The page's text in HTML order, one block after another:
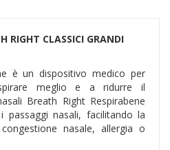
RIGHT CLASSICI GRANDI
è un dispositivo medico per
meglio e a ridurre il
Breath Right Respirabene
passaggi nasali, facilitando la
nasale, allergia o